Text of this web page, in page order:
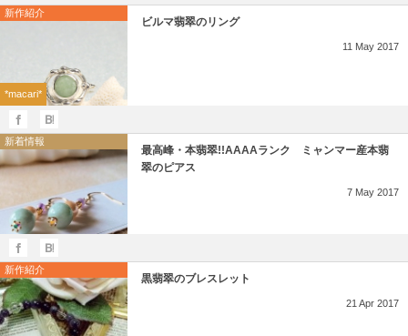
新作紹介
*macari*
ビルマ翡翠のリング
11 May 2017
新着情報
最高峰・本翡翠!!AAAAランク ミャンマー産本翡
翠のピアス
7 May 2017
新作紹介
黒翡翠のブレスレット
21 Apr 2017